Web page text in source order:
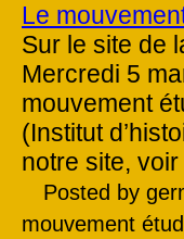
Le
Sur le site de
Mercredi 5
mouvement
(Institut
notre site,
Posted by
mouvement